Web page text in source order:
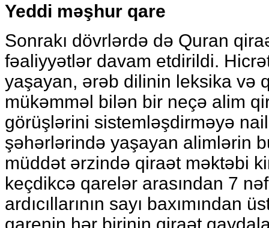
Yeddi məşhur qare
Sonrakı dövrlərdə də Quran
fəaliyyətlər davam etdirildi.
yaşayan, ərəb dilinin leksika və
mükəmməl bilən bir neçə alim
görüşlərini sistemləşdirməyə
şəhərlərində yaşayan alimlərin
müddət ərzində qiraət məktəbi
keçdikcə qarelər arasından 7
ardıcıllarının sayı baxımından
qarenin hər birinin qiraət